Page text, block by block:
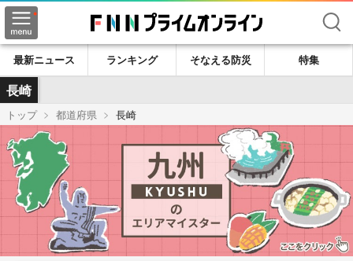
検索
最新ニュース ランキング そなえる防災 特集
長崎
トップ 都道府県 長崎